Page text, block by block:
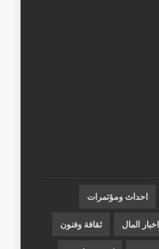
احداث ومؤتمرات
اخبار المال ثقافة وفنون